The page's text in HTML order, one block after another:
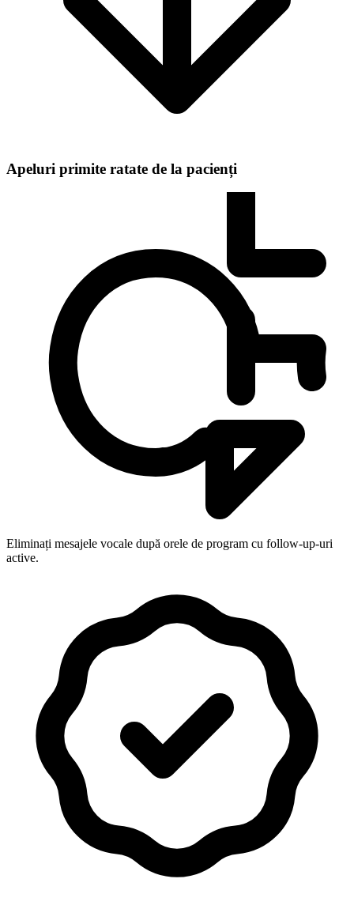
Apeluri primite ratate de la pacienți
Eliminați mesajele vocale după orele de program cu follow-up-uri
active.